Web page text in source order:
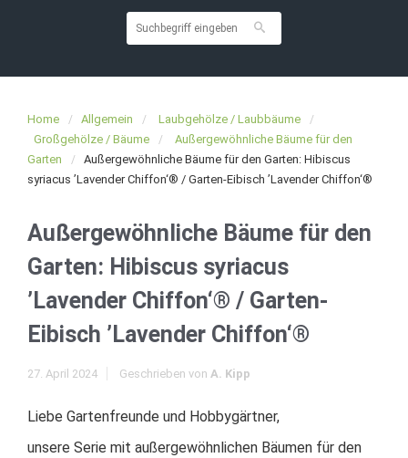
Home Allgemein
Laubgehölze / Laubbäume
Großgehölze / Bäume
Außergewöhnliche Bäume für den
Garten
Außergewöhnliche Bäume für den Garten: Hibiscus
syriacus ’Lavender Chiffon‘® / Garten-Eibisch ’Lavender Chiffon‘®
Außergewöhnliche Bäume für den
Garten: Hibiscus syriacus
’Lavender Chiffon‘® / Garten-
Eibisch ’Lavender Chiffon‘®
27. April 2024 Geschrieben von A. Kipp
Liebe Gartenfreunde und Hobbygärtner,
unsere Serie mit außergewöhnlichen Bäumen für den